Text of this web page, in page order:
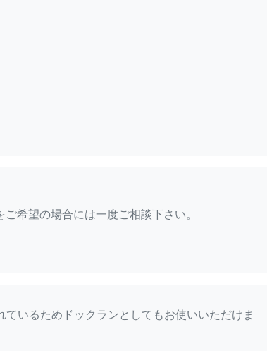
希望の場合には一度ご相談下さい。
いるためドックランとしてもお使いいただけま